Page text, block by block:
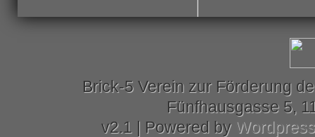
Brick-5 Verein zur Förderung
Fünfhausgasse 5,
v2.1 | Powered by Wordpress